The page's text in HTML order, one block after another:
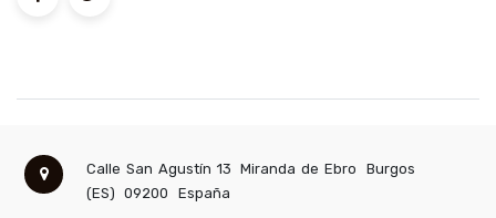
Calle San Agustín 13 Miranda de Ebro
Burgos
(ES)
09200 España